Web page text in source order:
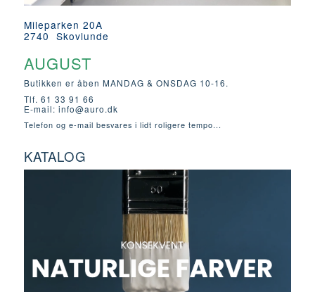
Mileparken 20A
2740 Skovlunde
AUGUST
Butikken er åben MANDAG & ONSDAG 10-16.
Tlf. 61 33 91 66
E-mail: info@auro.dk
Telefon og e-mail besvares i lidt roligere tempo...
KATALOG